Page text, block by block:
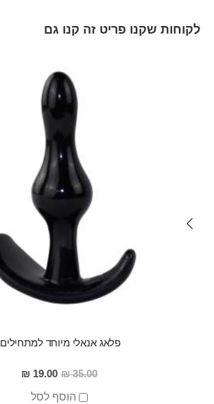
לקוחות שקנו פריט זה קנו גם
פלאג אנאלי מיוחד למתחילים
35.00 ₪
מחיר
מבצע
19.00 ₪
הוסף לסל